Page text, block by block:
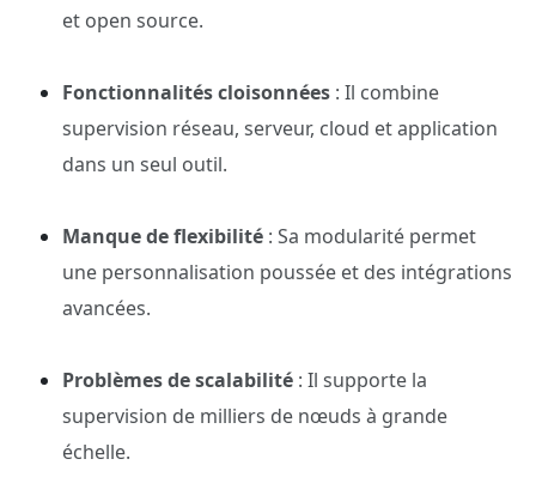
et open source.
Fonctionnalités cloisonnées : Il combine
supervision réseau, serveur, cloud et application
dans un seul outil.
Manque de flexibilité : Sa modularité permet
une personnalisation poussée et des intégrations
avancées.
Problèmes de scalabilité : Il supporte la
supervision de milliers de nœuds à grande
échelle.